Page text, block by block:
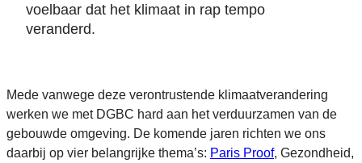
voelbaar dat het klimaat in rap tempo
veranderd.
Mede vanwege deze verontrustende klimaatverandering
werken we met DGBC hard aan het verduurzamen van de
gebouwde omgeving. De komende jaren richten we ons
daarbij op vier belangrijke thema’s: Paris Proof, Gezondheid,